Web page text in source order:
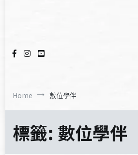
Home 數位學伴
標籤: 數位學伴